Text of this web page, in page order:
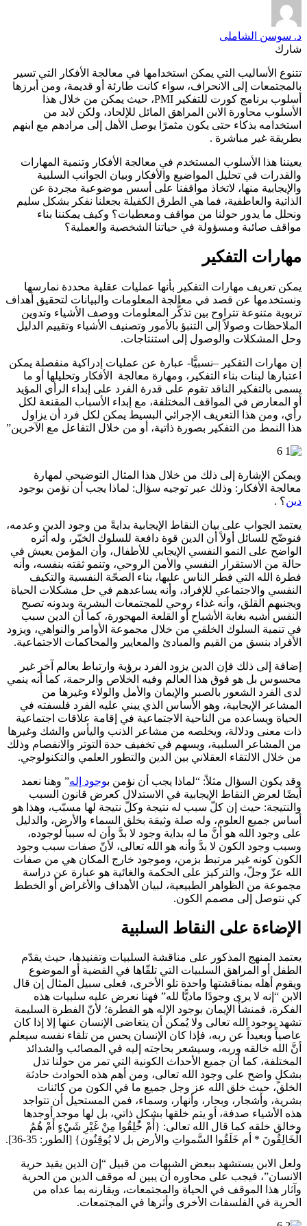
د. سوسن الشاملى
شارك
تتنوع الأساليب التي يمكن استخدامها في معالجة الأفكار التي تسير
بالمجتمعات إلى الانحراف، سواء كانت طارئة أو قديمة، ومن أبرزها
أسلوب برنامج كورت للتفكير PMI، حيث يمكن من خلال هذا
الأسلوب محاورة الابن المراهق المائل للإلحاد، ولكن لابد من
استخدامه بذكاء حتى يكون مثمرًا يوصل الأهل إلى مرادهم مع ابنهم
بطريقة غير مباشرة .
يعيننا هذا الأسلوب المستخدم في معالجة الأفكار وتنمية المهارات
والقدرات في تحليل المواضيع والأفكار وبيان الجوانب السلبية
والإيجابية منها، لاتخاذ مواقفنا على أسس موضوعية مجردة عن
الذاتية والعاطفية، فما هي الطرق الكفيلة بجعلنا نفكر بشكل سليم
ونحلل ما يدور حولنا من مواقف ومعطيات؟ وكيف يمكننا بناء
مواقف صائبة ومسؤولة في حياتنا الشخصية والعملية؟
مهارات التفكير
يمكن تعريف مهارات التفكير بأنها عمليات عقلية محددة نمارسها
ونستخدمها عن قصد في معالجة المعلومات والبيانات لتحقيق أهداف
تربوية متنوعة تتراوح بين تذكُّر المعلومات ووصف الأشياء وتدوين
الملاحظات وصولاً إلى التنبؤ بالأمور وتصنيف الأشياء وتقييم الدليل
وحل المشكلات والوصول إلى استنتاجات.
إن مهارات التفكير –نسبيًّا- عبارة عن عمليات إدراكية منفصلة يمكن
اعتبارها لبنات بناء التفكير، ومهارة معالجة الأفكار وتحليلها أو ما
يسمى بالتفكير الناقد تقوم على قدرة الفرد على إبداء الرأي المؤيد
أو المعارض في المواقف المختلفة، مع إبداء الأسباب المقنعة لكل
رأي، ومن هذا التعريف الإجرائي البسيط يمكن لكل فرد أن يزاول
هذا النمط من التفكير بصورة ذاتية، أو من خلال التفاعل مع الآخرين”
ويمكن الإشارة إلى ذلك من خلال هذا المثال التوضيحي لمهارة
معالجة الأفكار: وذلك عبر توجيه سؤال: لماذا يجب أن نؤمن بوجود
دين؟ .
يعتمد الجواب على بيان النقاط الإيجابية بدايةً من وجود الدين وعدمه،
فنوضّح للسائل أولاً أن الدين قوة دافعة للسلوك الخيّر، وله أثره
الواضح على النمو النفسي الإيجابي للأطفال، وأن المؤمن يعيش في
حالة من الاستقرار النفسي والأمن الروحي، وتنمو ثقته بنفسه، وأنه
فطرة الله التي فطر الناس عليها، بناء الصحّة النفسية والتكيف
النفسي والاجتماعي للإفراد، وأنه يساعدهم في حل مشكلات الحياة
ويجنبهم القلق، وأنه غذاء روحي للمجتمعات البشرية وبدونه تصبح
النفس أشبه بغابة الأشباح أو القلعة المهجورة، كما أن الدين سبب
في تنمية السلوك الخلقي من خلال مجموعة الأوامر والنواهي، ويزود
الأفراد بنسق من القيم والمبادئ والمعايير والمحاكمات الاجتماعية.
إضافة إلى ذلك فإن الدين يزود الفرد برؤية وارتباط بعالم آخر غير
محسوس بل هو فوق هذا العالم وفيه الخلاص والرحمة، كما أنه ينمي
لدى الفرد الشعور بالصبر والإيمان والأمل والولاء وغيرها من
المشاعر الإيجابية، وهو الأساس الذي يبني عليه الفرد فلسفته في
الحياة ويساعده من الناحية الاجتماعية في إقامة علاقات اجتماعية
ذات معنى ودلالة، ويخلصه من مشاعر الذنب واليأس والشك وغيرها
من المشاعر السلبية، ويسهم في تخفيف حدة التوتر والانفصام وذلك
من خلال الالتقاء العقلاني بين الدين والتطور العلمي والتكنولوجي.
وقد يكون السؤال مثلاً: “لماذا يجب أن نؤمن بوجود إله” وهنا نعمد
أيضًا لعرض النقاط الإيجابية في الاستدلال كعرض قانون السبب
والنتيجة: حيث إن كلّ سبب له نتيجة وكلّ نتيجة لها مسبّب، وهذا هو
أساس جميع العلوم، وله صلة وثيقة بخلق السماء والأرض، والدليل
على وجود الله هو أنَّ ما له بداية وجود لا بدَّ وأن له سبباً لوجوده،
وسبب وجود الكون لا بدَّ وأنه هو الله تعالى، لأنّ صفات سبب وجود
الكون كونه غير مرتبط بزمن، وموجود خارج المكان هي من صفات
الله عزّ وجلّ، والتركيز على الحكمة والغائية هو عبارة عن دراسة
مجموعة من الظواهر الطبيعية، لبيان الأهداف والأغراض أو الخطط
كي نتوصل إلى مصمم الكون.
الإضاءة على النقاط السلبية
يعتمد المنهج المذكور على مناقشة السلبيات وتفنيدها، حيث يقدّم
الطفل أو المراهق السلبيات التي تلقّاها في القضية أو الموضوع
ويقوم أهله بمناقشتها واحدة تلو الأخرى، فعلى سبيل المثال إن قال
الابن “إنه لا يرى وجودًا ماديًّا لله” فهنا نعرض عليه سلبيات هذه
الفكرة، فمنشأ الإيمان بوجود الإله هو الفطرة؛ لأنّ الفطرة السليمة
تشهد بوجود الله تعالى ولا يُمكن أن يتغاضى الإنسان عنها إلا إذا كان
عاصياً وبعيداً عن ربه، فإذا كان الإنسان يحس من تلقاء نفسه سيعلم
أنَّ الله خالقه وربه، وسيشعر بحاجته إليه في المصائب والشدائد
المختلفة، كما أن جميع الأحداث الكونية التي تمر من حولنا تدل
بشكلٍ واضح على وجود الله تعالى، ومن أهم هذه الحوادث حادثة
الخلق، حيث خلق الله عز وجل جميع ما في الكون من كائنات
بشرية، وأشجار، وبحار، وأنهار، وسماء، فمن المستحيل أن تتواجد
هذه الأشياء صدفة، أو يتم خلقها بشكلٍ ذاتي، بل لها موجد أوجدها
وخالق خلقه كما قال الله تعالى: {أَمْ خُلِقُوا مِنْ غَيْرِ شَيْءٍ أَمْ هُمُ
الْخَالِقُونَ * أم خَلَقُوا السَّمواتِ والأرض بل لا يُوقِنُون} [الطور: 35-36].
ولعل الابن يستشهد ببعض الشبهات من قبيل “إن الدين يقيد حرية
الانسان”، فيجب على محاوره أن يبين له موقف الدين من الحرية
وآثار هذا الموقف في الحياة والمجتمعات، ويقارنه بما عداه من
الحرية في الفلسفات الأخرى وأثرها في المجتمعات.